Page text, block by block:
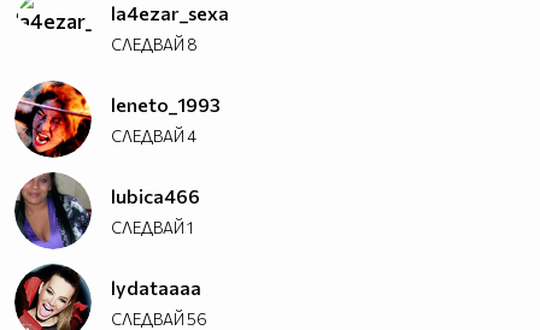
la4ezar_sexa
СЛЕДВАЙ 8
leneto_1993
СЛЕДВАЙ4
lubica466
СЛЕДВАЙ1
lydataaaa
СЛЕДВАЙ56